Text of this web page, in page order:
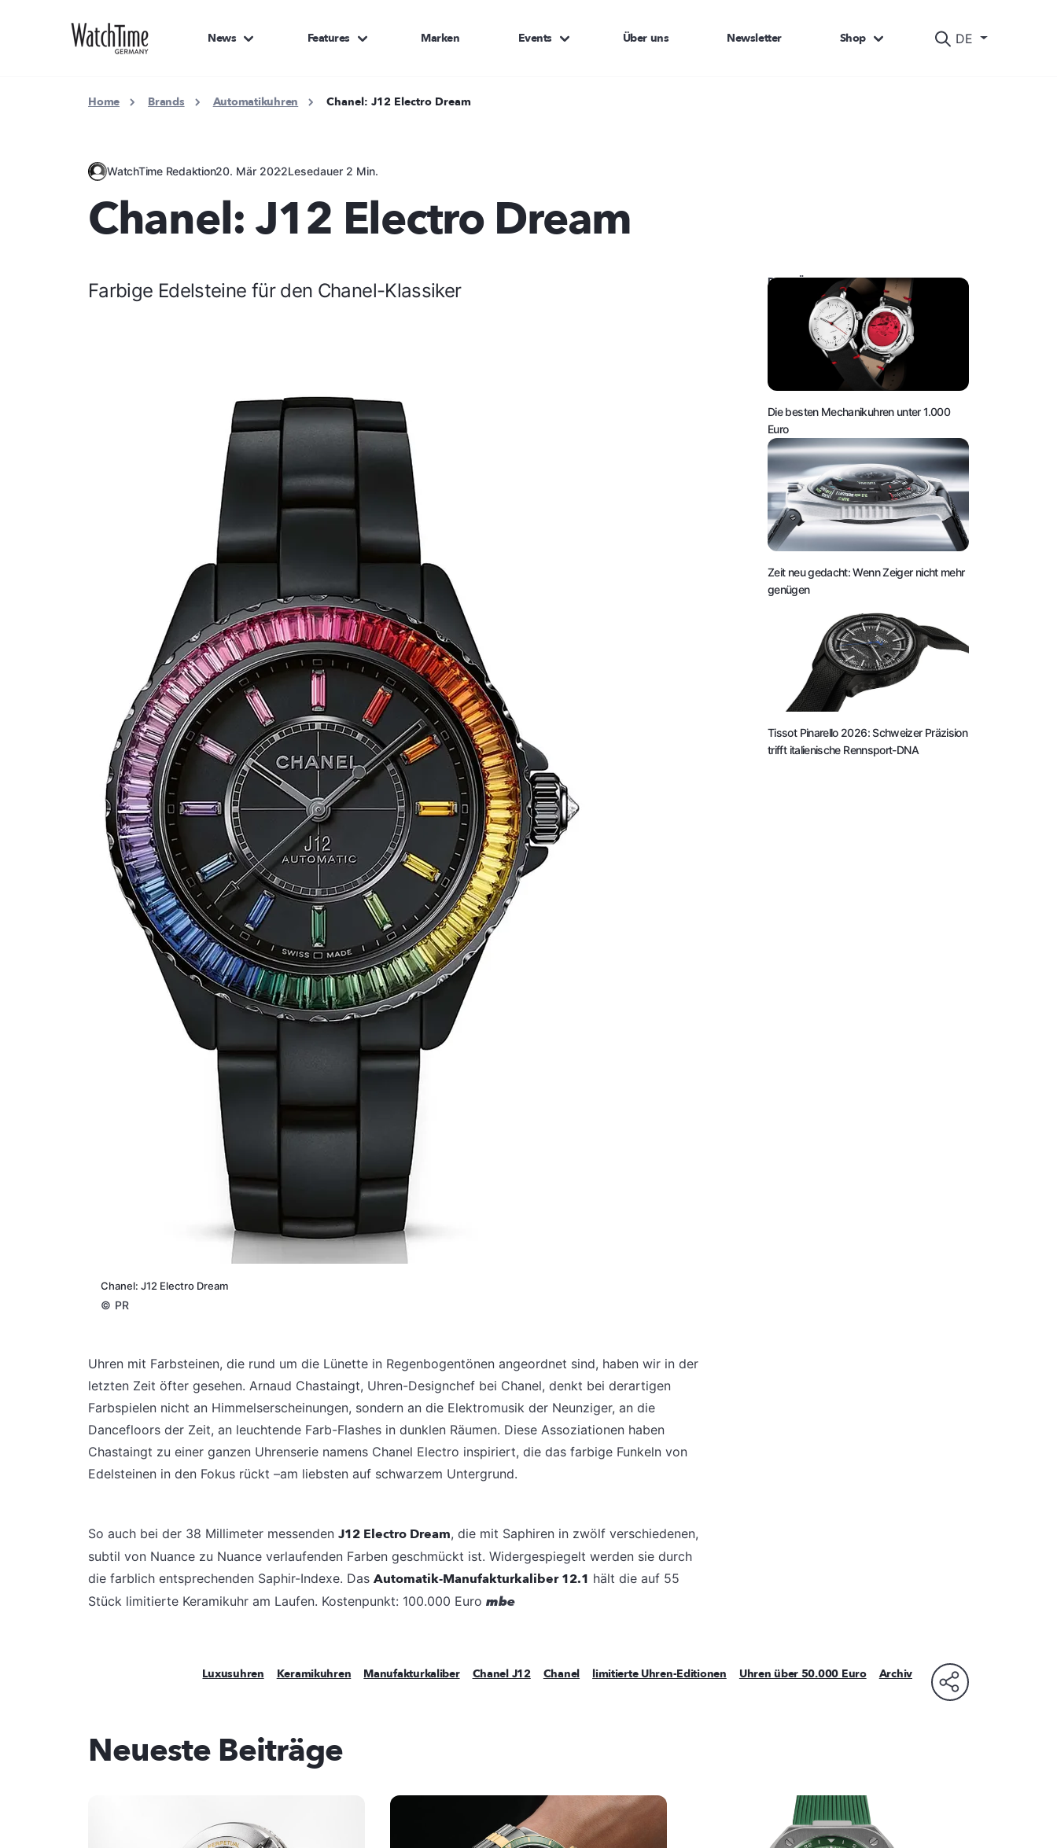
DE
News Features Marken Events Über uns Newsletter Shop
Home Brands Automatikuhren Chanel: J12 Electro Dream
WatchTime Redaktion20. Mär 2022Lesedauer 2 Min.
Chanel: J12 Electro Dream
Farbige Edelsteine für den Chanel-Klassiker
Chanel: J12 Electro Dream
© PR
Uhren mit Farbsteinen, die rund um die Lünette in Regenbogentönen angeordnet sind, haben wir in der
letzten Zeit öfter gesehen. Arnaud Chastaingt, Uhren-Designchef bei Chanel, denkt bei derartigen
Farbspielen nicht an Himmelserscheinungen, sondern an die Elektromusik der Neunziger, an die
Dancefloors der Zeit, an leuchtende Farb-Flashes in dunklen Räumen. Diese Assoziationen haben
Chastaingt zu einer ganzen Uhrenserie namens Chanel Electro inspiriert, die das farbige Funkeln von
Edelsteinen in den Fokus rückt –am liebsten auf schwarzem Untergrund.
So auch bei der 38 Millimeter messenden J12 Electro Dream, die mit Saphiren in zwölf verschiedenen,
subtil von Nuance zu Nuance verlaufenden Farben geschmückt ist. Widergespiegelt werden sie durch
die farblich entsprechenden Saphir-Indexe. Das Automatik-Manufakturkaliber 12.1 hält die auf 55
Stück limitierte Keramikuhr am Laufen. Kostenpunkt: 100.000 Euro mbe
DAS KÖNNTE SIE AUCH INTERESSIEREN:
Die besten Mechanikuhren unter 1.000
Euro
Zeit neu gedacht: Wenn Zeiger nicht mehr
genügen
Tissot Pinarello 2026: Schweizer Präzision
trifft italienische Rennsport-DNA
Luxusuhren Keramikuhren Manufakturkaliber Chanel J12 Chanel limitierte Uhren-Editionen Uhren über 50.000 Euro Archiv
Neueste Beiträge